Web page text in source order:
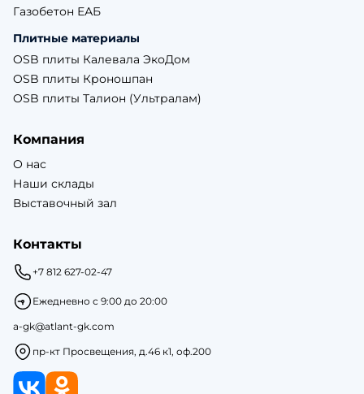
Газобетон ЕАБ
Плитные материалы
OSB плиты Калевала ЭкоДом
OSB плиты Кроношпан
OSB плиты Талион (Ультралам)
Компания
О нас
Наши склады
Выставочный зал
Контакты
+7 812 627-02-47
Ежедневно с 9:00 до 20:00
a-gk@atlant-gk.com
пр-кт Просвещения, д.46 к1, оф.200